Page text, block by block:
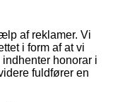
af reklamer. Vi
i form af at vi
honorar i
fuldfører en